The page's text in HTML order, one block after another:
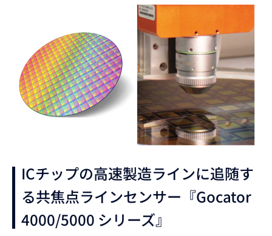
ICチップの高速製造ラインに追随す
る共焦点ラインセンサー『Gocator
4000/5000 シリーズ』